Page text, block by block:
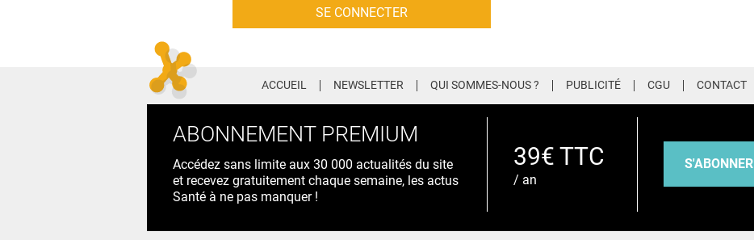
ACCUEIL NEWSLETTER QUI SOMMES-NOUS ? PUBLICITÉ CGU CONTACT
ABONNEMENT PREMIUM
Accédez sans limite aux 30 000 actualités du site
et recevez gratuitement chaque semaine, les actus
Santé à ne pas manquer !
39€ TTC
/ an
S'ABONNER